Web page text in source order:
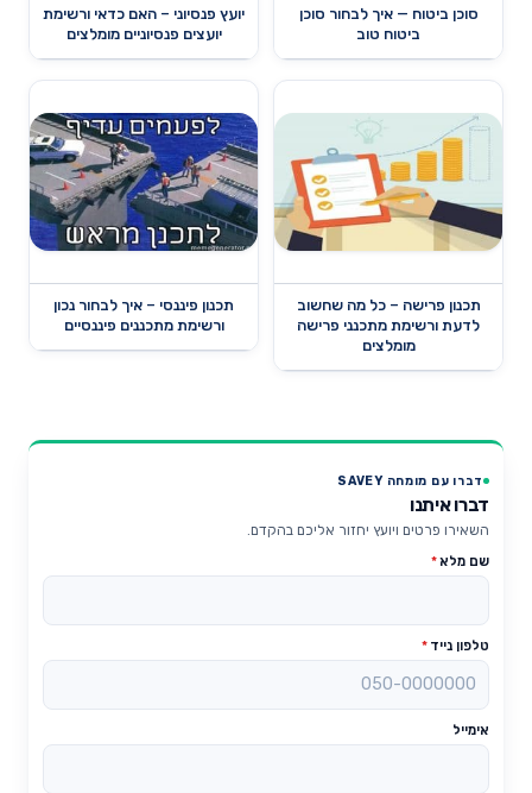
סוכן ביטוח — איך לבחור סוכן
ביטוח טוב
יועץ פנסיוני – האם כדאי ורשימת
יועצים פנסיוניים מומלצים
תכנון פרישה – כל מה שחשוב
לדעת ורשימת מתכנני פרישה
מומלצים
תכנון פיננסי – איך לבחור נכון
ורשימת מתכננים פיננסיים
דברו עם מומחה SAVEY
דברו איתנו
השאירו פרטים ויועץ יחזור אליכם בהקדם.
שם מלא*
טלפון נייד *
אימייל